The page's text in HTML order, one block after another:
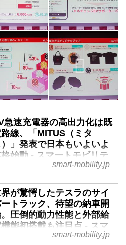
急速充電器の高出力化は既
線、「MITUS（ミタ
）」発表で日本もいよいよ
始動 - スマートモビリテ
を超える大容量バッテリ
搭載したEVが続々と誕生し
る昨今、2025年には10分間
電で100km以上の走行距離が
り戻せるのが当たり前になるこ
が期待されている。そんな時代
smart-mobility.jp
が驚愕したテスラのサイ
トラック、待望の納車開
圧倒的動力性能と外部給
機能初搭載も注目点 - スマ
トモビリティJPsmart-mobility.jp